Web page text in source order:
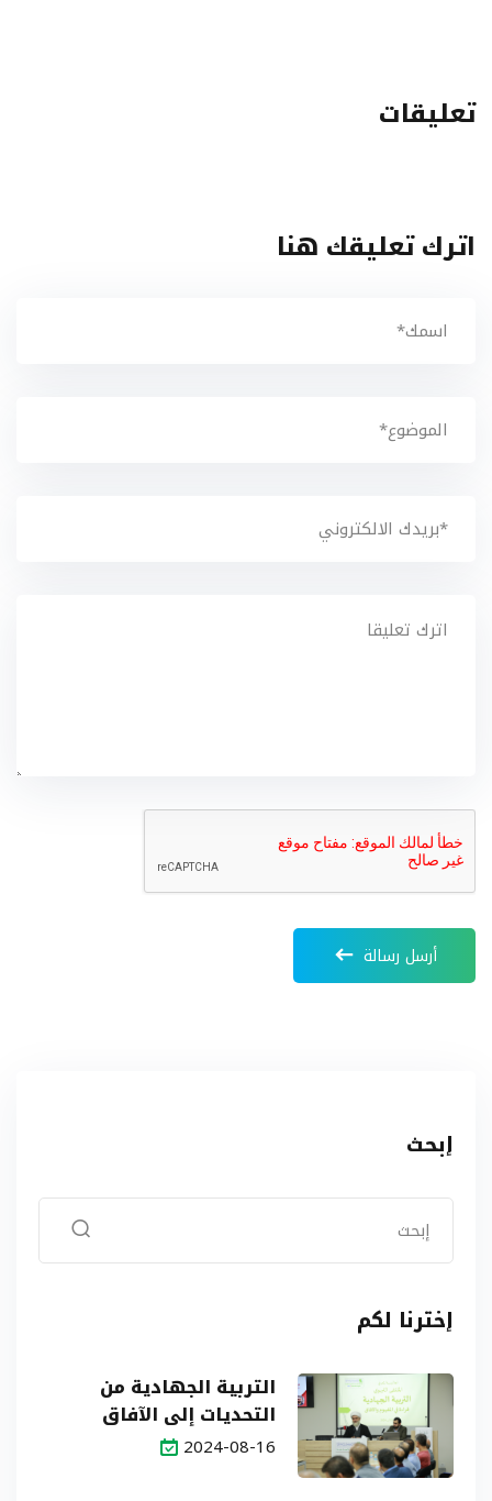
تعليقات
اترك تعليقك هنا
أرسل رسالة
إبحث
إخترنا لكم
التربية الجهادية من
التحديات إلى الآفاق
2024-08-16